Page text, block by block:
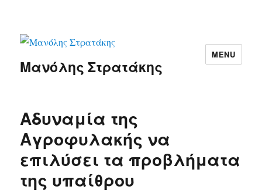
Μανόλης Στρατάκης
MENU
Αδυναμία της
Αγροφυλακής να
επιλύσει τα προβλήματα
της υπαίθρου